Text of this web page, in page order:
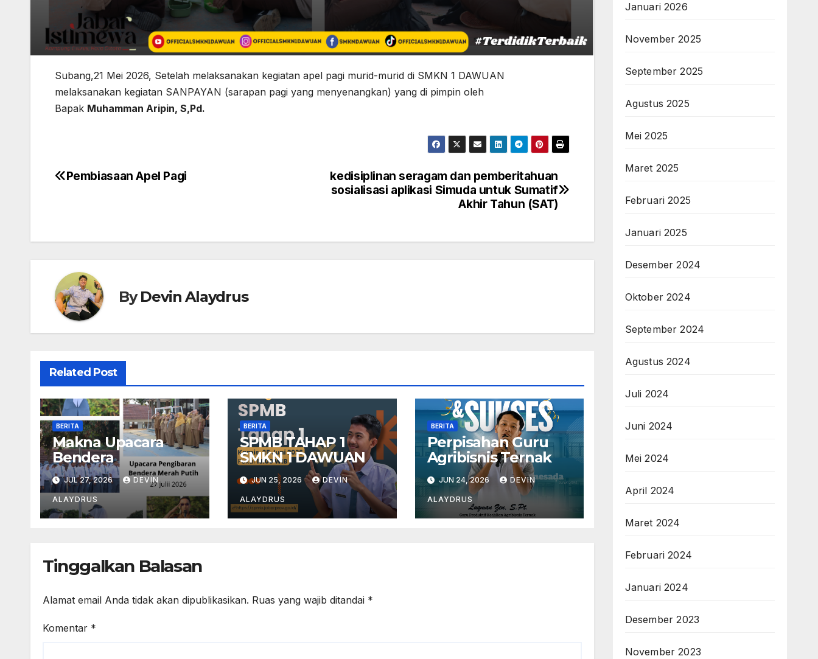
Subang,21 Mei 2026, Setelah melaksanakan kegiatan apel pagi murid-murid di SMKN 1 DAWUAN
melaksanakan kegiatan SANPAYAN (sarapan pagi yang menyenangkan) yang di pimpin oleh
Bapak Muhamman Aripin, S,Pd.
Navigasi
kedisiplinan seragam dan pemberitahuan
sosialisasi aplikasi Simuda untuk Sumatif
Akhir Tahun (SAT)
Pembiasaan Apel Pagi
ByDevin Alaydrus
Related Post
BERITA
Makna Upacara
Bendera
JUL 27, 2026 DEVIN
ALAYDRUS
BERITA
SPMB TAHAP 1
SMKN 1 DAWUAN
JUN 25, 2026 DEVIN
ALAYDRUS
BERITA
Perpisahan Guru
Agribisnis Ternak
JUN 24, 2026 DEVIN
ALAYDRUS
Tinggalkan Balasan
Alamat email Anda tidak akan dipublikasikan. Ruas yang wajib ditandai *
Komentar *
Januari 2026
November 2025
September 2025
Agustus 2025
Mei 2025
Maret 2025
Februari 2025
Januari 2025
Desember 2024
Oktober 2024
September 2024
Agustus 2024
Juli 2024
Juni 2024
Mei 2024
April 2024
Maret 2024
Februari 2024
Januari 2024
Desember 2023
November 2023